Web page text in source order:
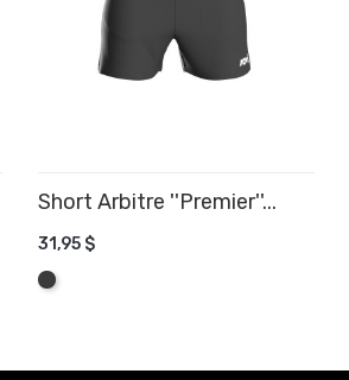
Short Arbitre ''Premier''...
31,95 $
Graphite